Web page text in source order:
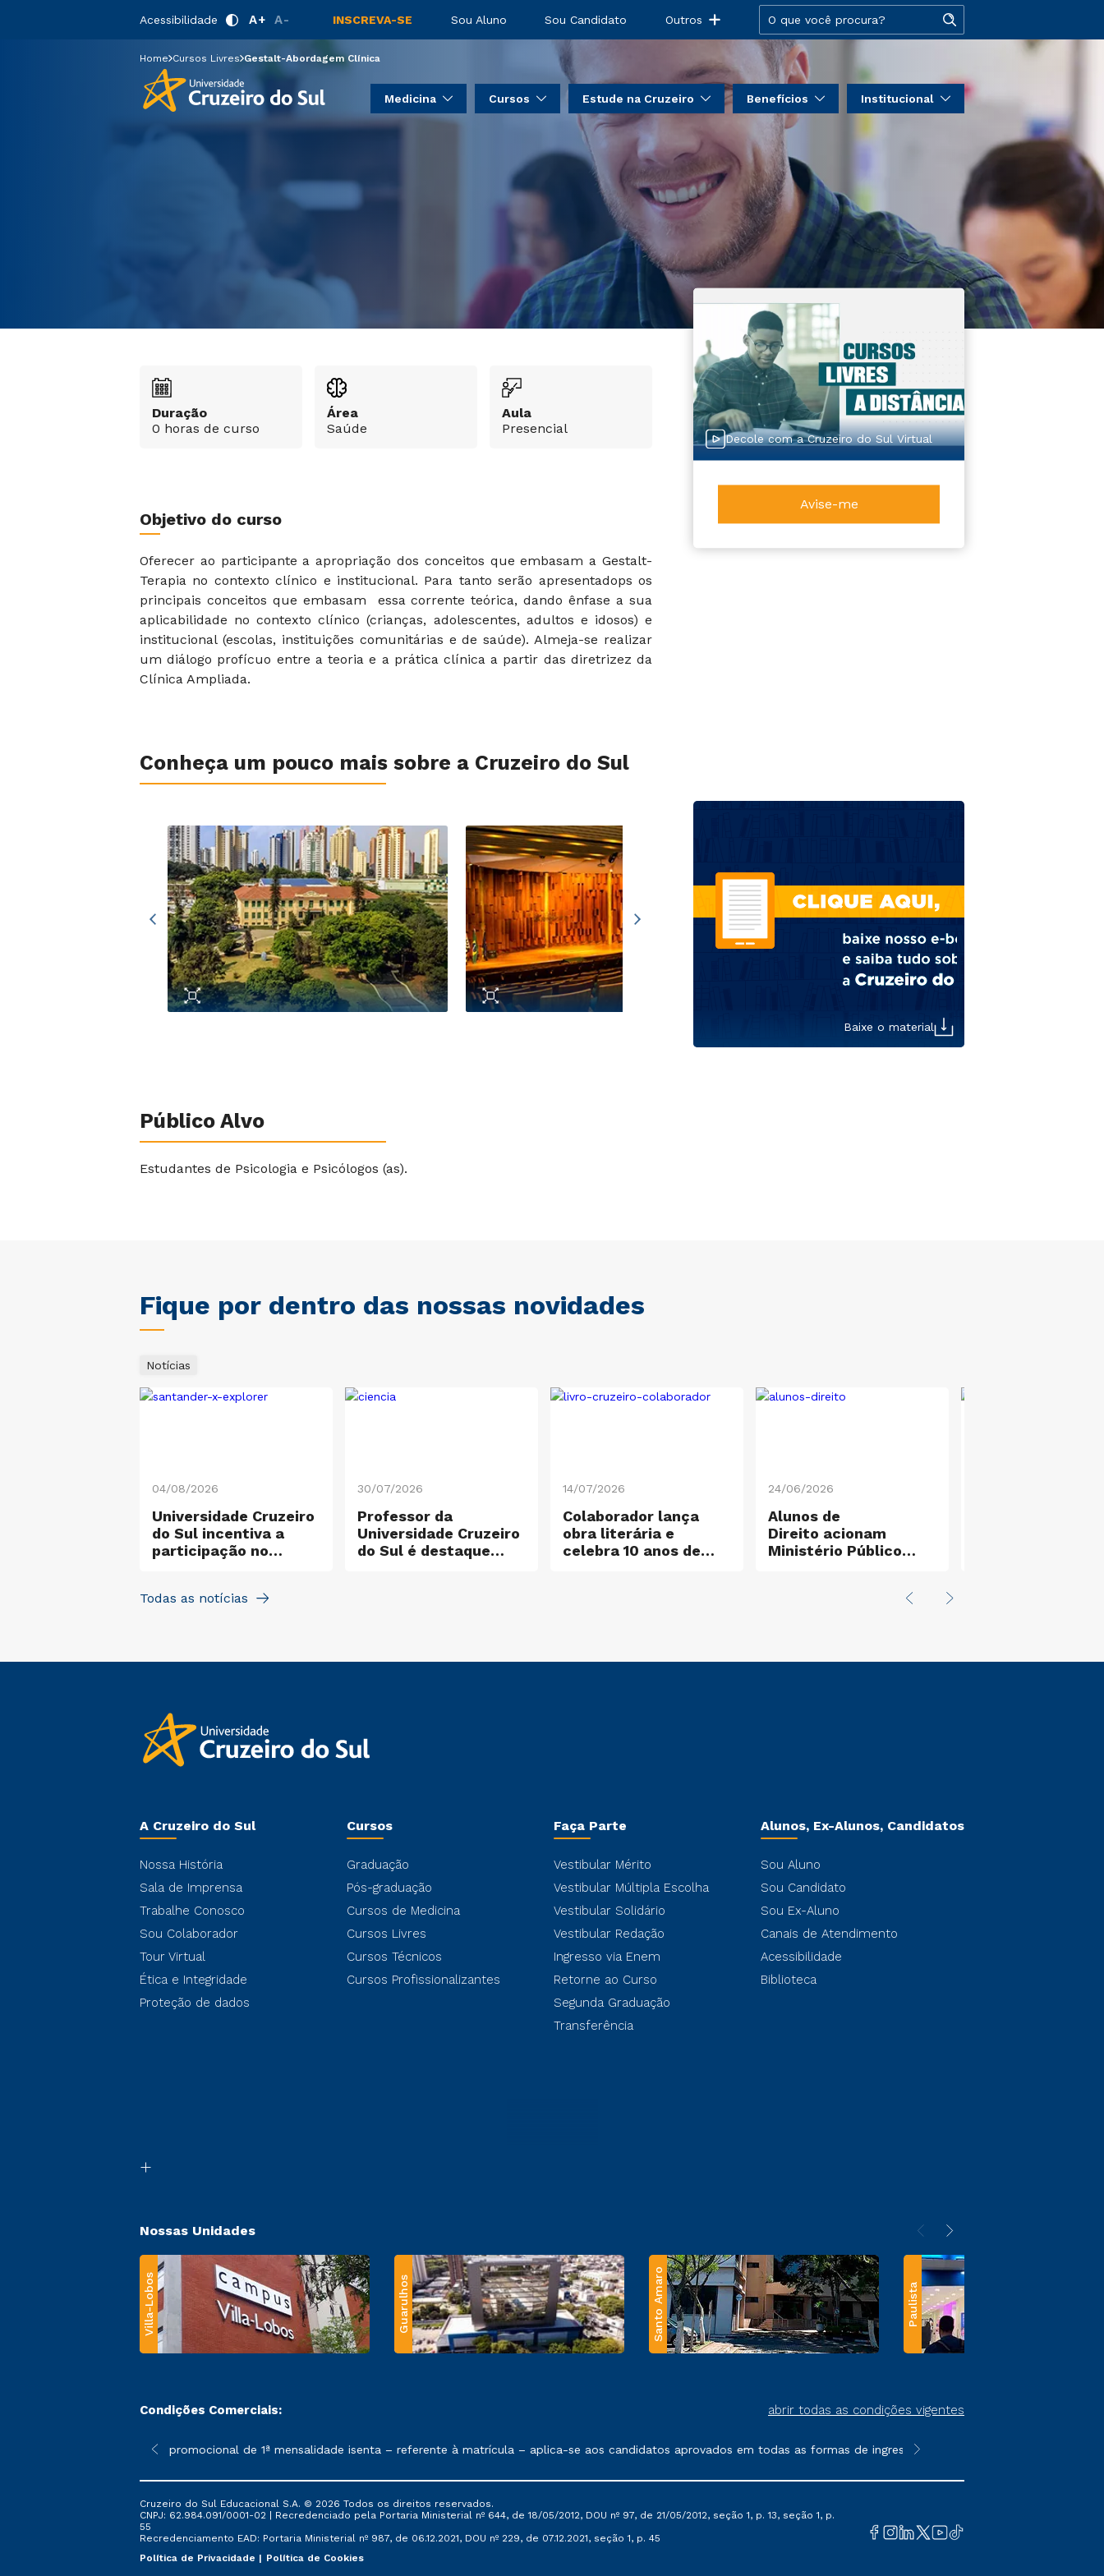
Acessibilidade A+ A- INSCREVA-SE Sou Aluno Sou Candidato Outros
Medicina Cursos Estude na Cruzeiro Benefícios Institucional
Gestalt-Abordagem Clínica
Home Cursos Livres Gestalt-Abordagem Clínica
Duração
0 horas de curso
Área
Saúde
Aula
Presencial
Objetivo do curso
Oferecer ao participante a apropriação dos conceitos que embasam a Gestalt-
Terapia no contexto clínico e institucional. Para tanto serão apresentadops os
principais conceitos que embasam essa corrente teórica, dando ênfase a sua
aplicabilidade no contexto clínico (crianças, adolescentes, adultos e idosos) e
institucional (escolas, instituições comunitárias e de saúde). Almeja-se realizar
um diálogo profícuo entre a teoria e a prática clínica a partir das diretrizez da
Clínica Ampliada.
Decole com a Cruzeiro do Sul Virtual
Avise-me
Conheça um pouco mais sobre a Cruzeiro do Sul
Baixe o material
Público Alvo
Estudantes de Psicologia e Psicólogos (as).
Fique por dentro das nossas novidades
Notícias
04/08/2026
Universidade Cruzeiro
do Sul incentiva a
participação no
30/07/2026
Professor da
Universidade Cruzeiro
do Sul é destaque
14/07/2026
Colaborador lança
obra literária e
celebra 10 anos de
24/06/2026
Alunos de
Direito acionam
Ministério Público
no Extremo Sul de SP
Todas as notícias
A Cruzeiro do Sul
Nossa História
Sala de Imprensa
Trabalhe Conosco
Sou Colaborador
Tour Virtual
Ética e Integridade
Proteção de dados
Cursos
Graduação
Pós-graduação
Cursos de Medicina
Cursos Livres
Cursos Técnicos
Cursos Profissionalizantes
Faça Parte
Vestibular Mérito
Vestibular Múltipla Escolha
Vestibular Solidário
Vestibular Redação
Ingresso via Enem
Retorne ao Curso
Segunda Graduação
Transferência
Alunos, Ex-Alunos, Candidatos
Sou Aluno
Sou Candidato
Sou Ex-Aluno
Canais de Atendimento
Acessibilidade
Biblioteca
Nossas Unidades
Villa-Lobos Guarulhos Santo Amaro Paulista
Condições Comerciais: abrir todas as condições vigentes
sofrer alterações nos períodos de rematrícula conforme exposto no contrato de prestação de serviços.
*A condição promocional de 1ª mensalidade isenta – referente à matrícula – aplica-se aos candidatos aprovados em todas as formas de ingresso, exceto na prova on-line ou
**Semipresencial e EAD são
Cruzeiro do Sul Educacional S.A. © 2026 Todos os direitos reservados.
CNPJ: 62.984.091/0001-02 | Recredenciado pela Portaria Ministerial nº 644, de 18/05/2012, DOU nº 97, de 21/05/2012, seção 1, p. 13, seção 1, p.
55
Recredenciamento EAD: Portaria Ministerial nº 987, de 06.12.2021, DOU nº 229, de 07.12.2021, seção 1, p. 45
Política de Privacidade
Política de Cookies